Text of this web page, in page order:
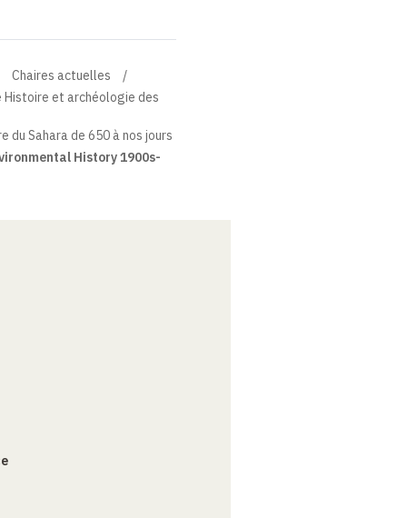
Chaires actuelles
Histoire et archéologie des
du Sahara de 650 à nos jours
History 1900s-